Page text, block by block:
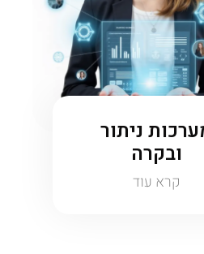
ניתור
ובקרה
קרא עוד